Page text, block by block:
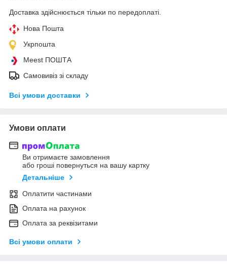
Доставка здійснюється тільки по передоплаті.
Нова Пошта
Укрпошта
Meest ПОШТА
Самовивіз зі складу
Всі умови доставки
Умови оплати
Ви отримаєте замовлення
або гроші повернуться на вашу картку
Детальніше
Оплатити частинами
Оплата на рахунок
Оплата за реквізитами
Всі умови оплати